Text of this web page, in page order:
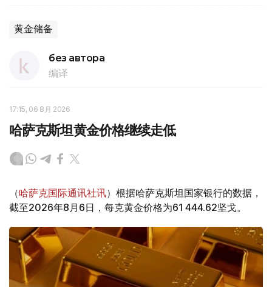
黄金储备
без автора
编译
17:15, 06 8月 2026
哈萨克斯坦黄金价格继续走低
（哈萨克国际通讯社讯）根据哈萨克斯坦国家银行的数据，
截至2026年8月6日，每克黄金价格为61 444.62坚戈。